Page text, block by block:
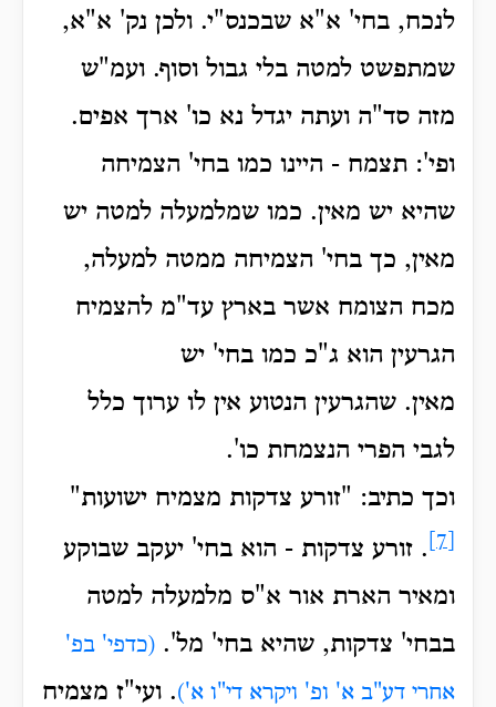
לנכח, בחי' א"א שבכנס"י. ולכן נק' א"א,
שמתפשט למטה בלי גבול וסוף. ועמ"ש
מזה סד"ה ועתה יגדל נא כו' ארך אפים.
ופי': תצמח - היינו כמו בחי' הצמיחה
שהיא יש מאין. כמו שמלמעלה למטה יש
מאין, כך בחי' הצמיחה ממטה למעלה,
מכח הצומח אשר בארץ עד"מ להצמיח
הגרעין הוא ג"כ כמו בחי' יש
מאין. שהגרעין הנטוע אין לו ערוך כלל
לגבי הפרי הנצמחת כו'.
וכך כתיב: "זורע צדקות מצמיח ישועות"
. זורע צדקות - הוא בחי' יעקב שבוקע
ומאיר הארת אור א"ס מלמעלה למטה
בבחי' צדקות, שהיא בחי' מל'. (כדפי' בפ'
אחרי דע"ב א' ופ' ויקרא די"ו א'). ועי"ז מצמיח